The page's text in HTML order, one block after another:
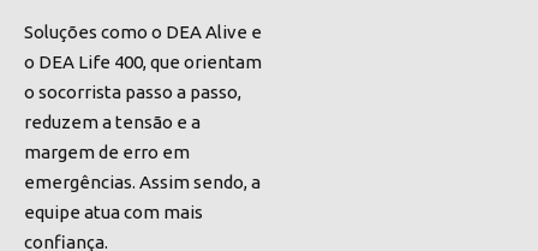
Soluções como o DEA Alive e
o DEA Life 400, que orientam
o socorrista passo a passo,
reduzem a tensão e a
margem de erro em
emergências. Assim sendo, a
equipe atua com mais
confiança.